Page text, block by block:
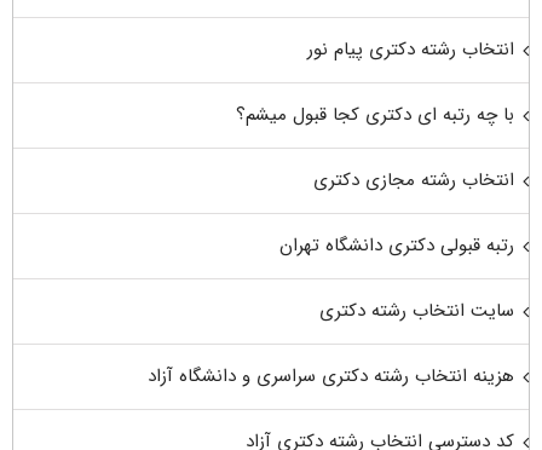
انتخاب رشته دکتری پیام نور
با چه رتبه ای دکتری کجا قبول میشم؟
انتخاب رشته مجازی دکتری
رتبه قبولی دکتری دانشگاه تهران
سایت انتخاب رشته دکتری
هزینه انتخاب رشته دکتری سراسری و دانشگاه آزاد
کد دسترسی انتخاب رشته دکتری آزاد